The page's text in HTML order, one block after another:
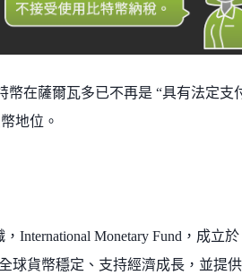
幣在薩爾瓦多已不再是 “具有法定支
地位。
International Monetary Fund，成立於
球貨幣穩定、支持經濟成長，並提